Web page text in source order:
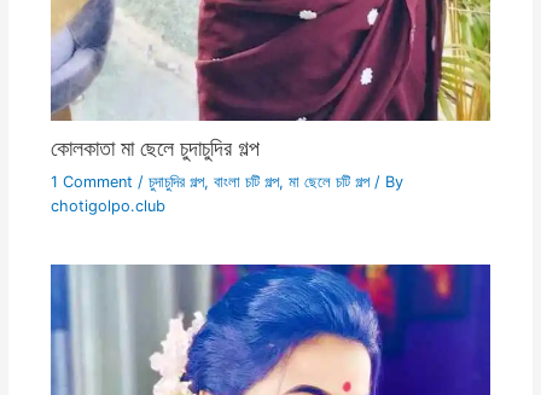
কোলকাতা মা ছেলে চুদাচুদির গল্প
1 Comment / চুদাচুদির গল্প, বাংলা চটি গল্প, মা ছেলে চটি গল্প/ By
chotigolpo.club